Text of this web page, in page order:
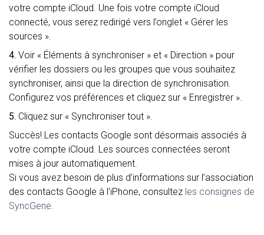
votre compte iCloud. Une fois votre compte iCloud
connecté, vous serez redirigé vers l’onglet « Gérer les
sources ».
4. Voir « Éléments à synchroniser » et « Direction » pour
vérifier les dossiers ou les groupes que vous souhaitez
synchroniser, ainsi que la direction de synchronisation.
Configurez vos préférences et cliquez sur « Enregistrer ».
5. Cliquez sur « Synchroniser tout ».
Succès! Les contacts Google sont désormais associés à
votre compte iCloud. Les sources connectées seront
mises à jour automatiquement.
Si vous avez besoin de plus d’informations sur l’association
des contacts Google à l’iPhone, consultez les consignes de
SyncGene.